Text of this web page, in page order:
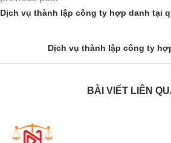
Dịch vụ thành lập công ty hợp danh tại
Dịch vụ thành lập công ty
BÀI VIẾT LIÊN